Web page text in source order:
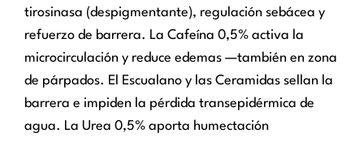
tirosinasa (despigmentante), regulación sebácea y
refuerzo de barrera. La Cafeína 0,5% activa la
microcirculación y reduce edemas —también en zona
de párpados. El Escualano y las Ceramidas sellan la
barrera e impiden la pérdida transepidérmica de
agua. La Urea 0,5% aporta humectación